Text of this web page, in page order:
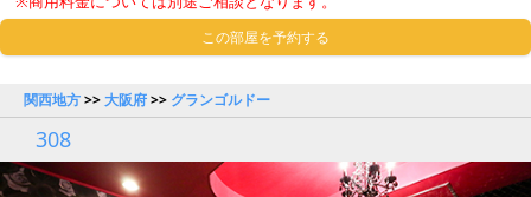
この部屋を予約する
関西地方>>大阪府>> グランゴルドー
308